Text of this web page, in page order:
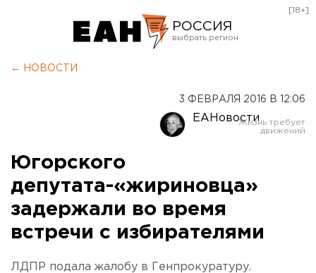
РОССИЯ
Оренбург
[18+]
← НОВОСТИ
3 ФЕВРАЛЯ 2016 В 12:06
ЕАНовости
Югорского
депутата-«жириновца»
задержали во время
встречи с избирателями
ЛДПР подала жалобу в Генпрокуратуру.